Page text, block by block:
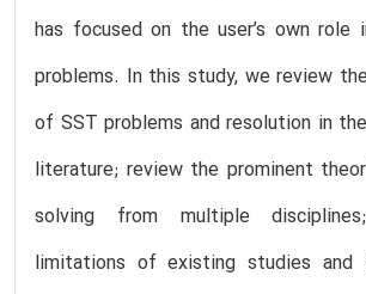
has focused on the user’s own role
problems. In this study, we review
of SST problems and resolution in
literature; review the prominent
solving from multiple
limitations of existing studies and